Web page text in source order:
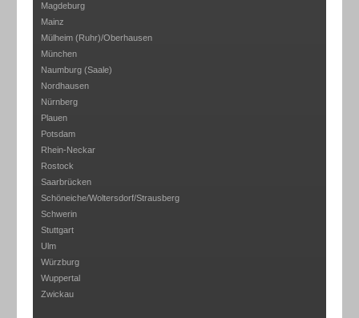
Magdeburg
Mainz
Mülheim (Ruhr)/Oberhausen
München
Naumburg (Saale)
Nordhausen
Nürnberg
Plauen
Potsdam
Rhein-Neckar
Rostock
Saarbrücken
Schöneiche/Woltersdorf/Strausberg
Schwerin
Stuttgart
Ulm
Würzburg
Wuppertal
Zwickau